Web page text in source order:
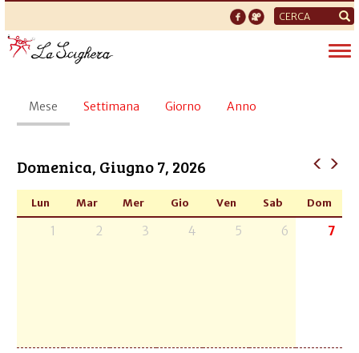
Form
di
ricerca
Schede
primarie
Mese (scheda
attiva)
Settimana Giorno Anno
Domenica, Giugno 7, 2026
Lun Mar Mer Gio Ven Sab Dom
1 2 3 4 5 6 7